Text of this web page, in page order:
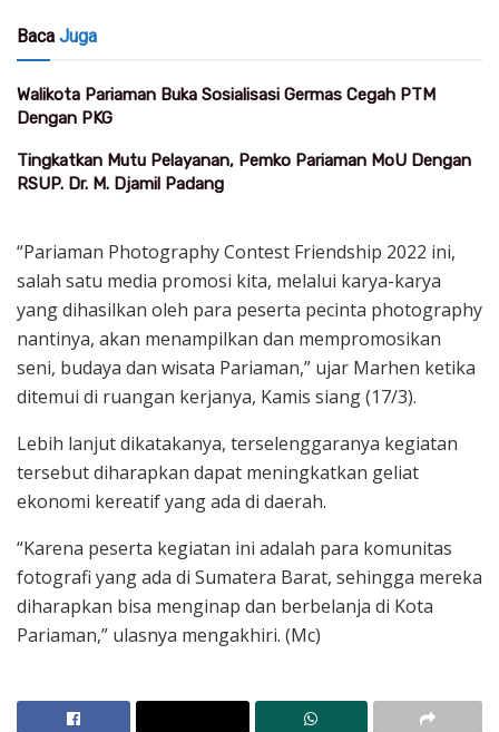
Baca Juga
Walikota Pariaman Buka Sosialisasi Germas Cegah PTM
Dengan PKG
Tingkatkan Mutu Pelayanan, Pemko Pariaman MoU Dengan
RSUP. Dr. M. Djamil Padang
“Pariaman Photography Contest Friendship 2022 ini,
salah satu media promosi kita, melalui karya-karya
yang dihasilkan oleh para peserta pecinta photography
nantinya, akan menampilkan dan mempromosikan
seni, budaya dan wisata Pariaman,” ujar Marhen ketika
ditemui di ruangan kerjanya, Kamis siang (17/3).
Lebih lanjut dikatakanya, terselenggaranya kegiatan
tersebut diharapkan dapat meningkatkan geliat
ekonomi kereatif yang ada di daerah.
“Karena peserta kegiatan ini adalah para komunitas
fotografi yang ada di Sumatera Barat, sehingga mereka
diharapkan bisa menginap dan berbelanja di Kota
Pariaman,” ulasnya mengakhiri. (Mc)